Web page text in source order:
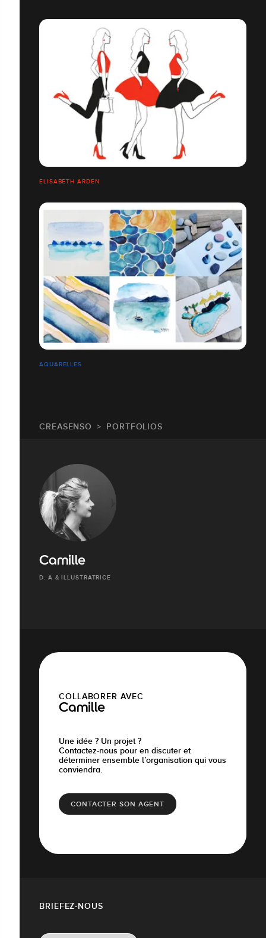
ELISABETH ARDEN
AQUARELLES
CREASENSO PORTFOLIOS
Camille
D. A & ILLUSTRATRICE
COLLABORER AVEC
Camille
Une idée ? Un projet ?
Contactez-nous pour en discuter et
déterminer ensemble l’organisation qui vous
conviendra.
CONTACTER SON AGENT
BRIEFEZ-NOUS